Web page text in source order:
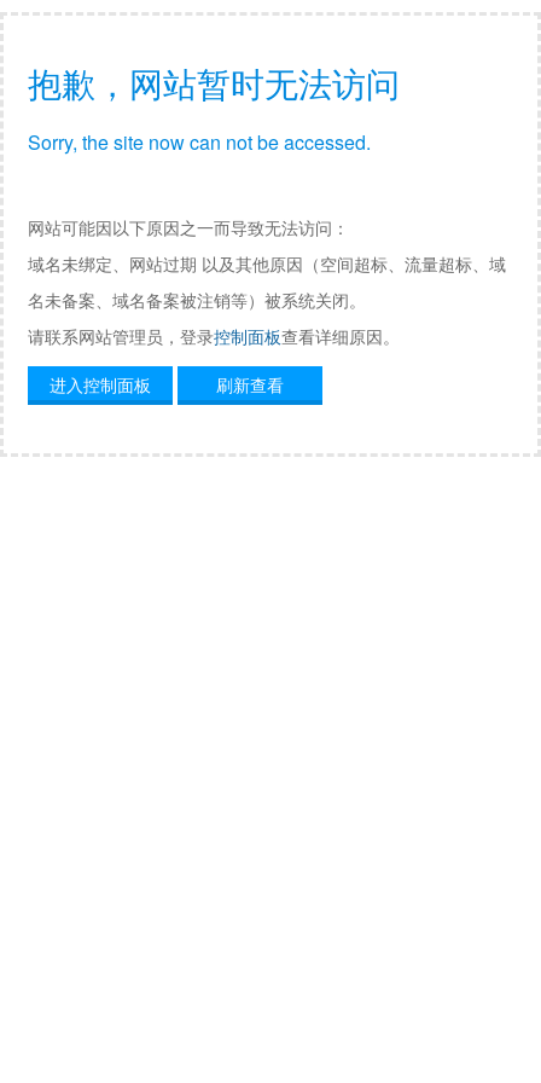
抱歉，网站暂时无法访问
Sorry, the site now can not be accessed.
网站可能因以下原因之一而导致无法访问：
域名未绑定、网站过期 以及其他原因（空间超标、流量超标、域
名未备案、域名备案被注销等）被系统关闭。
请联系网站管理员，登录控制面板查看详细原因。
进入控制面板
刷新查看